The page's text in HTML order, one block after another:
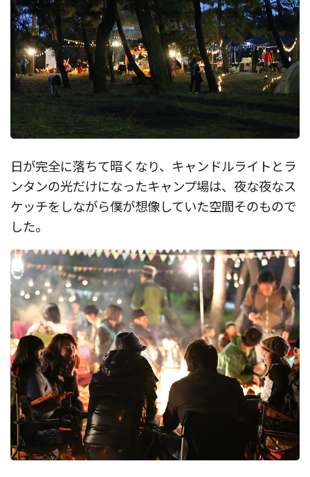
日が完全に落ちて暗くなり、キャンドルライトとラ
ンタンの光だけになったキャンプ場は、夜な夜なス
ケッチをしながら僕が想像していた空間そのもので
した。